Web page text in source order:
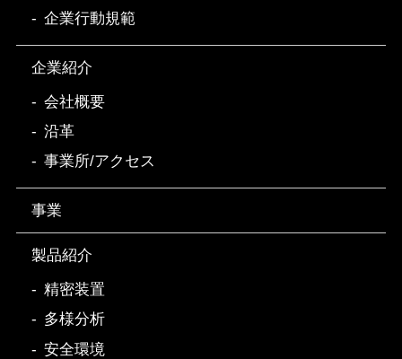
企業行動規範
企業紹介
会社概要
沿革
事業所/アクセス
事業
製品紹介
精密装置
多様分析
安全環境